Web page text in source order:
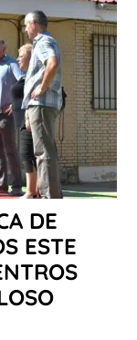
DE
ESTE